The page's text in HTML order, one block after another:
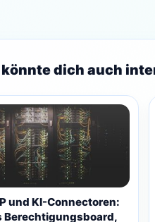
könnte dich auch
und KI-Connectoren:
Berechtigungsboard,